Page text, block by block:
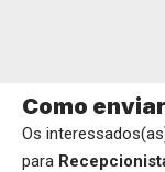
Como
Os
para